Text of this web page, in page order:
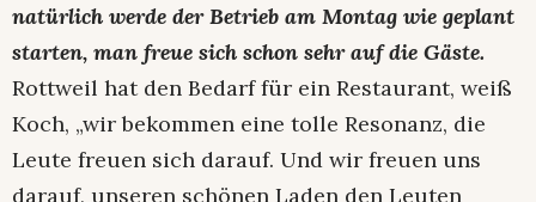
natürlich werde der Betrieb am Montag wie geplant
starten, man freue sich schon sehr auf die Gäste.
Rottweil hat den Bedarf für ein Restaurant, weiß
Koch, „wir bekommen eine tolle Resonanz, die
Leute freuen sich darauf. Und wir freuen uns
darauf, unseren schönen Laden den Leuten